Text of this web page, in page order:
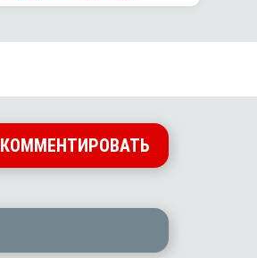
КОММЕНТИРОВАТЬ